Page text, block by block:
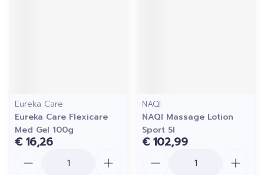
Eureka Care
Eureka Care Flexicare
Med Gel 100g
€ 16,26
NAQI
NAQI Massage Lotion
Sport 5l
€ 102,99